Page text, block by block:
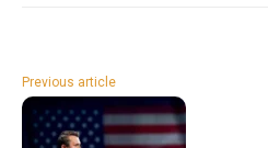
Previous article